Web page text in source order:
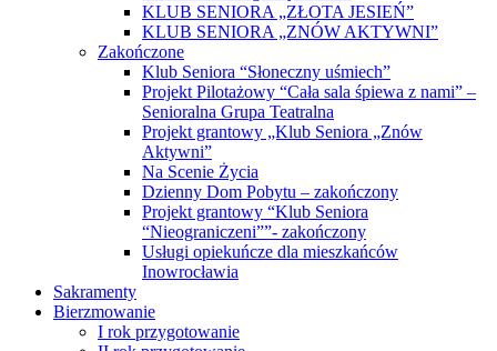
KLUB SENIORA „ZŁOTA JESIEŃ”
KLUB SENIORA „ZNÓW AKTYWNI”
Zakończone
Klub Seniora “Słoneczny uśmiech”
Projekt Pilotażowy “Cała sala śpiewa z nami” –
Senioralna Grupa Teatralna
Projekt grantowy „Klub Seniora „Znów
Aktywni”
Na Scenie Życia
Dzienny Dom Pobytu – zakończony
Projekt grantowy “Klub Seniora
“Nieograniczeni””- zakończony
Usługi opiekuńcze dla mieszkańców
Inowrocławia
Sakramenty
Bierzmowanie
I rok przygotowanie